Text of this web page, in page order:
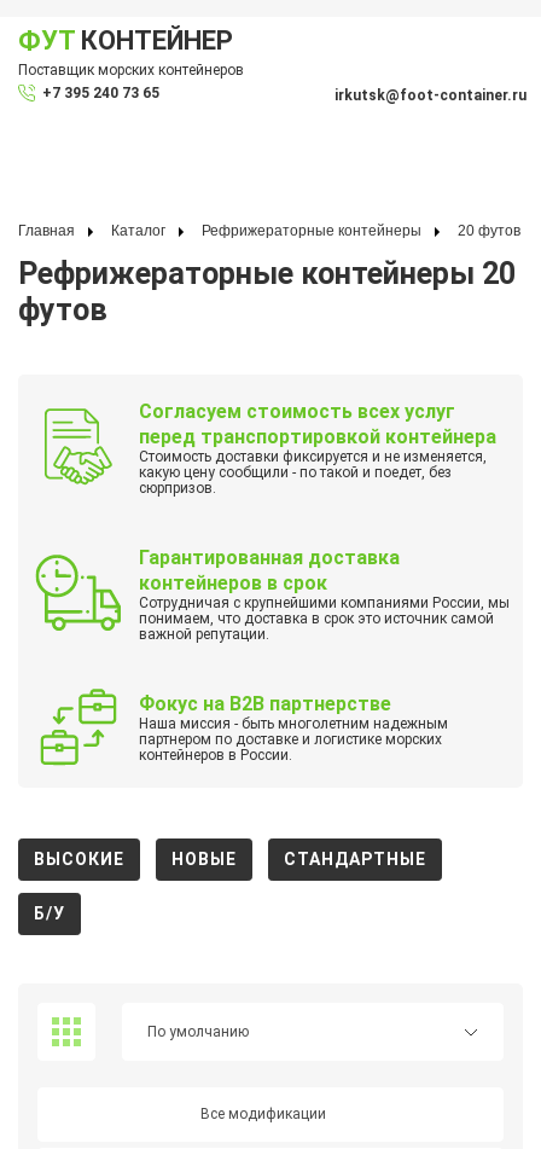
ФУТ КОНТЕЙНЕР
Поставщик морских контейнеров
+7 395 240 73 65
irkutsk@foot-container.ru
Главная Каталог Рефрижераторные контейнеры 20 футов
Рефрижераторные контейнеры 20
футов
Согласуем стоимость всех услуг
перед транспортировкой контейнера
Стоимость доставки фиксируется и не изменяется,
какую цену сообщили - по такой и поедет, без
сюрпризов.
Гарантированная доставка
контейнеров в срок
Сотрудничая с крупнейшими компаниями России, мы
понимаем, что доставка в срок это источник самой
важной репутации.
Фокус на B2B партнерстве
Наша миссия - быть многолетним надежным
партнером по доставке и логистике морских
контейнеров в России.
ВЫСОКИЕ НОВЫЕ СТАНДАРТНЫЕ
Б/У
Все модификации
меню